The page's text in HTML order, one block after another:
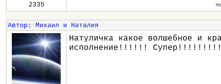
2335
Автор : Михаил и Наталия
Натуличка какое волшебное и
исполнение!!!!!!